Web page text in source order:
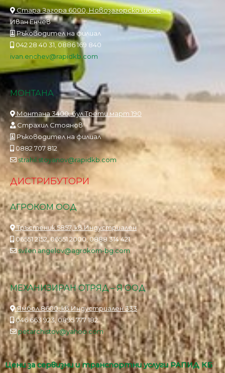
Стара Загора 6000, Новозагорско шосе
Иван Енчев
Ръководител на филиал
042 28 40 31, 0886 169 840
ivan.enchev@rapidkb.com
МОНТАНА
Монтана 3400, бул.Трети март 190
Страхил Стоянов
Ръководител на филиал
0882 707 812
strahil.stoyanov@rapidkb.com
ДИСТРИБУТОРИ
АГРОКОМ ООД
Тръстеник 5857, кв.Индустриален
06551 2152, 06551 2000, 0888 314 421
svilen.angelov@agrokom-bg.com
МЕХАНИЗИРАН ОТРЯД – Я ООД
Ямбол 8600, кв.Индустриален 333
046 663 923, 0895 777 182
petarchistov@yahoo.com
Цени за сервизни и транспортни услуги РАПИД КБ